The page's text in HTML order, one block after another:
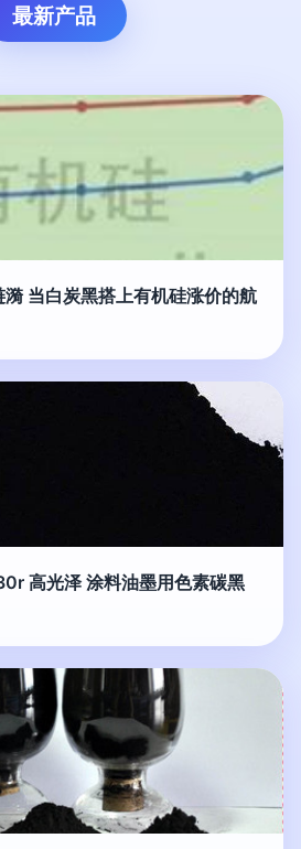
最新产品
当白炭黑搭上有机硅涨价的航
高光泽 涂料油墨用色素碳黑